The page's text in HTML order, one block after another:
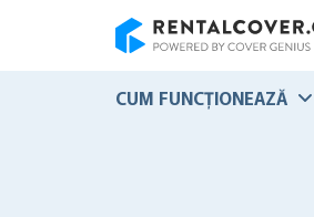
CUM FUNCȚIONEAZĂ